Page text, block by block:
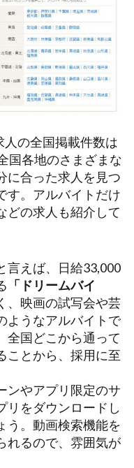
の全国掲載件数は
国各地のさまざまな
に合った求人を見つ
す。アルバイトだけ
どの求人も紹介して
言えば、日給33,000
「ドリームバイ
、映画の試写会や芸
ようなアルバイトで
全国どこから通って
ことから、採用に至
ンやアプリ限定のサ
リをダウンロードし
う。動画検索機能を
れるので、雰囲気が